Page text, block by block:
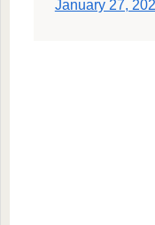
January 27,